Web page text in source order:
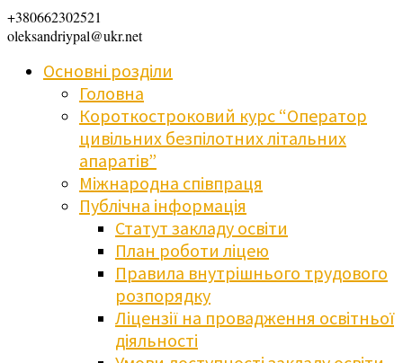
+380662302521
oleksandriypal@ukr.net
Основні розділи
Головна
Короткостроковий курс “Оператор
цивільних безпілотних літальних
апаратів”
Міжнародна співпраця
Публічна інформація
Статут закладу освіти
План роботи ліцею
Правила внутрішнього трудового
розпорядку
Ліцензії на провадження освітньої
діяльності